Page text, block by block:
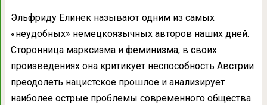
Эльфриду Елинек называют одним из самых
«неудобных» немецкоязычных авторов наших дней.
Сторонница марксизма и феминизма, в своих
произведениях она критикует неспособность Австрии
преодолеть нацистское прошлое и анализирует
наиболее острые проблемы современного общества.